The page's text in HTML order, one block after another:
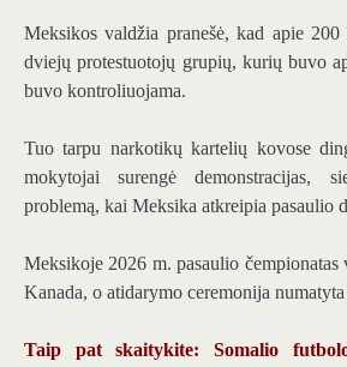
Meksikos valdžia pranešė, kad apie
dviejų protestuotojų grupių, kurių buvo
buvo kontroliuojama.
Tuo tarpu narkotikų kartelių kovose
mokytojai surengė demonstracijas,
problemą, kai Meksika atkreipia pasaulio
Meksikoje 2026 m. pasaulio
Kanada, o atidarymo ceremonija
Taip pat skaitykite: Somalio